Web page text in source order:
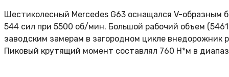
Шестиколесный Mercedes G63 оснащался V-
544 сил при 5500 об/мин. Большой рабочий объем
заводским замерам в загородном цикле внедорожник
Пиковый крутящий момент составлял 760 Н*м в